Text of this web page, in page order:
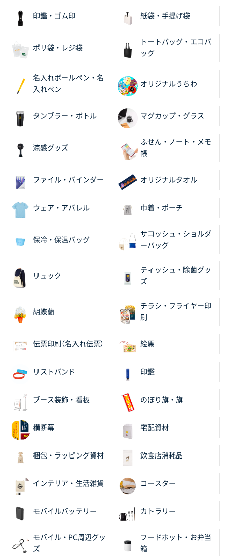
印鑑・ゴム印 紙袋・手提げ袋
ポリ袋・レジ袋
トートバッグ・エコバ
ッグ
名入れボールペン・名
入れペン
オリジナルうちわ
タンブラー・ボトル マグカップ・グラス
涼感グッズ
ふせん・ノート・メモ
帳
ファイル・バインダー オリジナルタオル
ウェア・アパレル 巾着・ポーチ
保冷・保温バッグ
サコッシュ・ショルダ
ーバッグ
リュック
ティッシュ・除菌グッ
ズ
胡蝶蘭
チラシ・フライヤー印
刷
伝票印刷（名入れ伝票） 絵馬
リストバンド 印鑑
ブース装飾・看板 のぼり旗・旗
横断幕 宅配資材
梱包・ラッピング資材 飲食店消耗品
インテリア・生活雑貨 コースター
モバイルバッテリー カトラリー
モバイル・PC周辺グッ
ズ
フードポット・お弁当
箱